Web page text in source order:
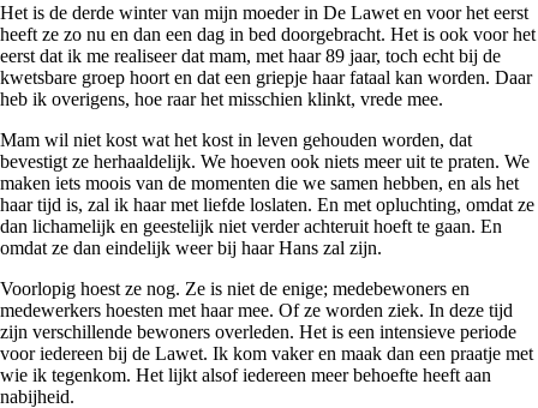
Het is de derde winter van mijn moeder in De Lawet en voor het eerst
heeft ze zo nu en dan een dag in bed doorgebracht. Het is ook voor het
eerst dat ik me realiseer dat mam, met haar 89 jaar, toch echt bij de
kwetsbare groep hoort en dat een griepje haar fataal kan worden. Daar
heb ik overigens, hoe raar het misschien klinkt, vrede mee.
Mam wil niet kost wat het kost in leven gehouden worden, dat
bevestigt ze herhaaldelijk. We hoeven ook niets meer uit te praten. We
maken iets moois van de momenten die we samen hebben, en als het
haar tijd is, zal ik haar met liefde loslaten. En met opluchting, omdat ze
dan lichamelijk en geestelijk niet verder achteruit hoeft te gaan. En
omdat ze dan eindelijk weer bij haar Hans zal zijn.
Voorlopig hoest ze nog. Ze is niet de enige; medebewoners en
medewerkers hoesten met haar mee. Of ze worden ziek. In deze tijd
zijn verschillende bewoners overleden. Het is een intensieve periode
voor iedereen bij de Lawet. Ik kom vaker en maak dan een praatje met
wie ik tegenkom. Het lijkt alsof iedereen meer behoefte heeft aan
nabijheid.